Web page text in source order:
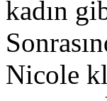
kadın
Nicole